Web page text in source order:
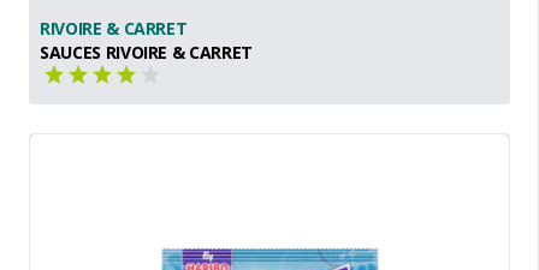
RIVOIRE & CARRET
SAUCES RIVOIRE & CARRET